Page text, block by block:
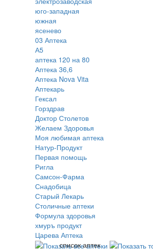
юго-западная
южная
ясенево
03 Аптека
А5
аптека 120 на 80
Аптека 36,6
Аптека Nova Vita
Аптекарь
Гексал
Горздрав
Доктор Столетов
Желаем Здоровья
Моя любимая аптека
Натур-Продукт
Первая помощь
Ригла
Самсон-Фарма
Снадобица
Старый Лекарь
Столичные аптеки
Формула здоровья
хмуръ продукт
Царева Аптека
список аптек